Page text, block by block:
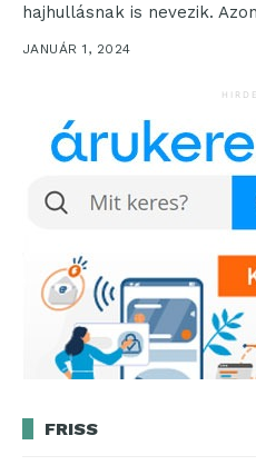
hajhullásnak is nevezik.
ellenére nem csak férfiak...
JANUÁR 1, 2024
FRISS